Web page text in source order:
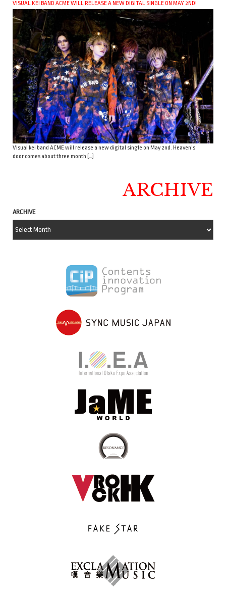
VISUAL KEI BAND ACME WILL RELEASE A NEW DIGITAL SINGLE ON MAY 2ND!
Visual kei band ACME will release a new digital single on May 2nd. Heaven’s
door comes about three month […]
ARCHIVE
ARCHIVE